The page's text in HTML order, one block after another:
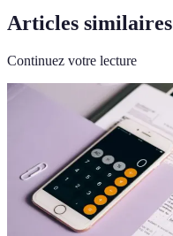
Articles similaires
Continuez votre lecture